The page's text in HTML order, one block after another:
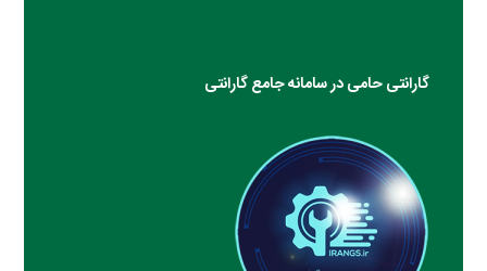
گارانتی حامی در سامانه جامع گارانتی